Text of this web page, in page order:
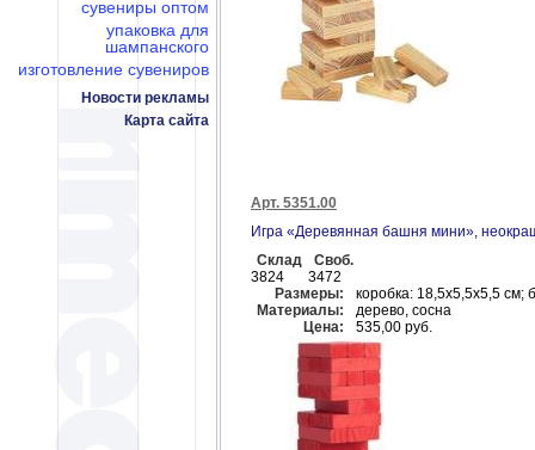
сувениры оптом
упаковка для
шампанского
изготовление сувениров
Новости рекламы
Карта сайта
Арт. 5351.00
Игра «Деревянная башня мини»,
Склад
Своб.
3824
3472
Размеры:
коробка: 18,5x5,5x5,5 см;
Материалы:
дерево, сосна
Цена:
535,00 руб.